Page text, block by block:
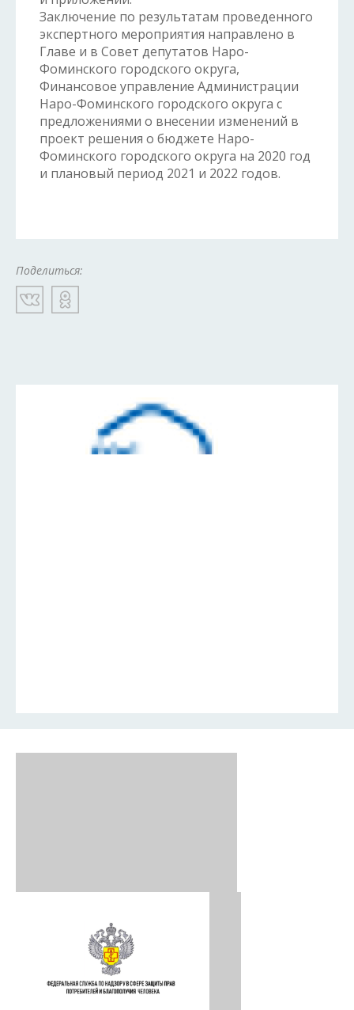
Заключение по результатам проведенного
экспертного мероприятия направлено в
Главе и в Совет депутатов Наро-
Фоминского городского округа,
Финансовое управление Администрации
Наро-Фоминского городского округа с
предложениями о внесении изменений в
проект решения о бюджете Наро-
Фоминского городского округа на 2020 год
и плановый период 2021 и 2022 годов.
Поделиться: